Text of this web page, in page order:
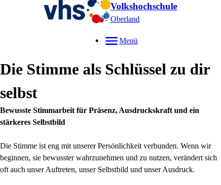
Volkshochschule
Oberland
Menü
Die Stimme als Schlüssel zu dir
selbst
Bewusste Stimmarbeit für Präsenz, Ausdruckskraft und ein
stärkeres Selbstbild
Die Stimme ist eng mit unserer Persönlichkeit verbunden. Wenn wir
beginnen, sie bewusster wahrzunehmen und zu nutzen, verändert sich
oft auch unser Auftreten, unser Selbstbild und unser Ausdruck.